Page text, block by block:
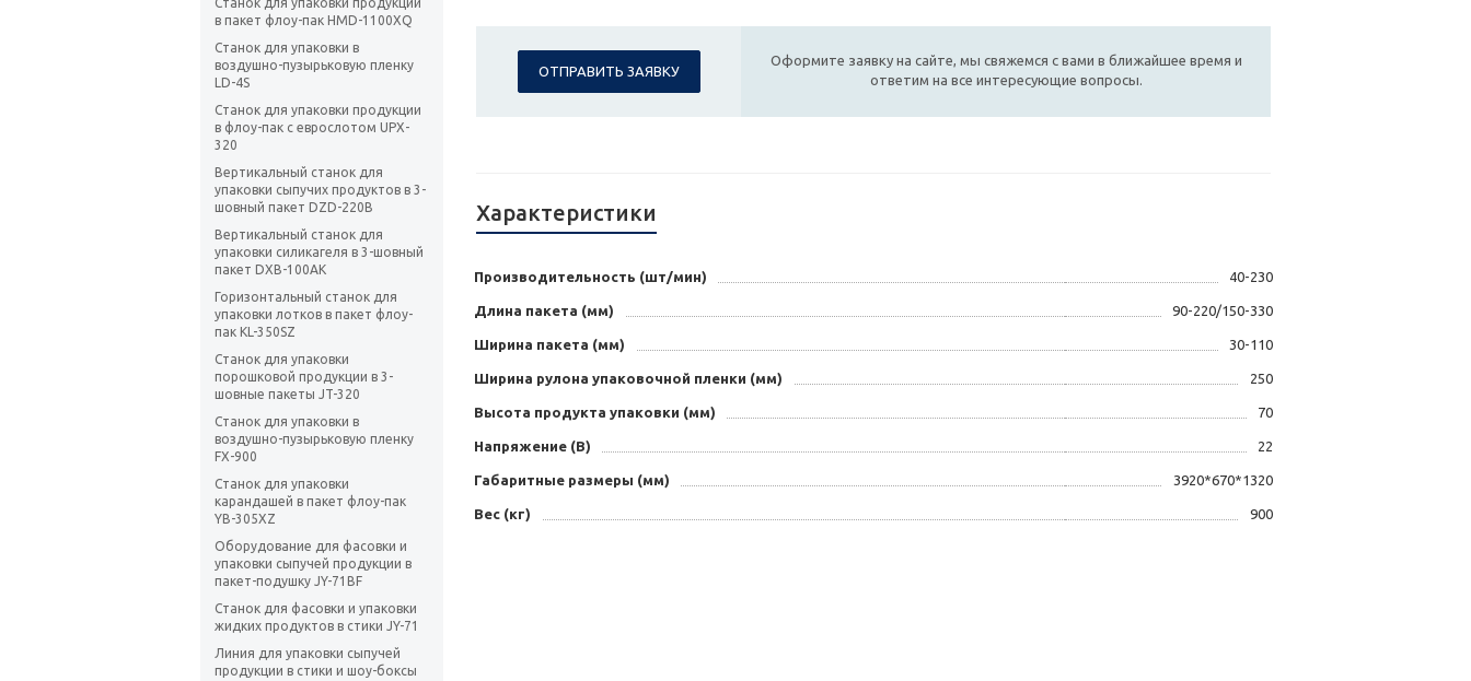
Станок для упаковки продукции
в пакет флоу-пак HMD-1100XQ
Станок для упаковки в
воздушно-пузырьковую пленку
LD-4S
Станок для упаковки продукции
в флоу-пак с еврослотом UPX-
320
Вертикальный станок для
упаковки сыпучих продуктов в 3-
шовный пакет DZD-220B
Вертикальный станок для
упаковки силикагеля в 3-шовный
пакет DXB-100AK
Горизонтальный станок для
упаковки лотков в пакет флоу-
пак KL-350SZ
Станок для упаковки
порошковой продукции в 3-
шовные пакеты JT-320
Станок для упаковки в
воздушно-пузырьковую пленку
FX-900
Станок для упаковки
карандашей в пакет флоу-пак
YB-305XZ
Оборудование для фасовки и
упаковки сыпучей продукции в
пакет-подушку JY-71BF
Станок для фасовки и упаковки
жидких продуктов в стики JY-71
Линия для упаковки сыпучей
продукции в стики и шоу-боксы
ОТПРАВИТЬ ЗАЯВКУ
Оформите заявку на сайте, мы свяжемся с вами в ближайшее время и
ответим на все интересующие вопросы.
Характеристики
Производительность (шт/мин) 40-230
Длина пакета (мм) 90-220/150-330
Ширина пакета (мм) 30-110
Ширина рулона упаковочной пленки (мм) 250
Высота продукта упаковки (мм) 70
Напряжение (В) 22
Габаритные размеры (мм) 3920*670*1320
Вес (кг) 900